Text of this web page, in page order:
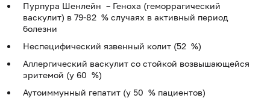
Пурпура Шенлейн – Геноха (геморрагический
васкулит) в 79-82 % случаях в активный период
болезни
Неспецифический язвенный колит (52 %)
Аллергический васкулит со стойкой возвышающейся
эритемой (у 60 %)
Аутоиммунный гепатит (у 50 % пациентов)